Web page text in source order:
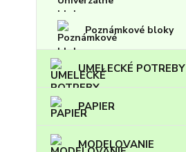
Poznámkové bloky
UMELECKÉ POTREBY
PAPIER
MODELOVANIE